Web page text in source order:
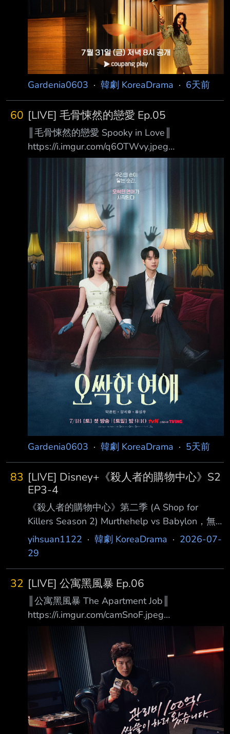
Gardenia0603 · 韓劇 KoreaDrama · 6天前
60 [LIVE] 毛骨悚然的戀愛 Ep.05
║毛骨悚然的戀愛 Spooky in Love║
https://i.imgur.com/q6OTWvy.jpeg
https://i.imgur.com/59BIcwe.jpeg 當我們的手觸
碰到彼此的那一刻起，一場毛骨悚然的戀愛揭開
序幕 ❶.甜蜜愛情羅曼史與驚悚靈異題材的結
合！ 故事講述一名擁有看見鬼魂能力的絕美財
閥繼承人千汝利， 和一名極度懼怕鬼魂的熱血
檢察官馬剛旭，這對看似處於光譜兩端、絕對合
不來的男女， 在一次因緣際會下偶然相遇，甚
至開始共享那令人畏懼的超自然現象！ 在這樣
的過程中，兩人逐漸墜入
Gardenia0603 · 韓劇 KoreaDrama · 5天前
83 [LIVE] Disney+《殺人者的購物中心》S2
EP3-4
《殺人者的購物中心》第二季 (A Shop for
Killers Season 2) Murthehelp vs Babylon，無
法避免的戰爭一觸即發
https://imgur.com/7InwBoj 完成「協助殺人」交
叔叔進灣。 面對來自巴比倫國際勢力的更大威
脅，兩人正式攜手展開反擊。 7 月 22 日起，每
週三 15:00 於 Disney+ 更新兩集，全劇共八
集。
─────────────────────────────
────────── 導 演
yihsuan1122 · 韓劇 KoreaDrama · 2026-07-
29
32 [LIVE] 公寓黑風暴 Ep.06
║公寓黑風暴 The Apartment Job║
https://i.imgur.com/camSnoF.jpeg
https://i.imgur.com/vDSk8wm.jpeg 100億的管
理費我要全部拿走！ 你每個月所繳納的管理
費，真的有用在對的地方嗎？ 在韓國有一半以
上的人民住在公寓大廈，而我們每個月收到的管
理費帳單上唯一看得懂的， 大概只有「合計金
額」那一欄。 清潔費？委託管理費？還有連名
稱都讓人一頭霧水的「長期修繕準備金」？
「反正才幾萬元而已，有什麼關係。」 在我們